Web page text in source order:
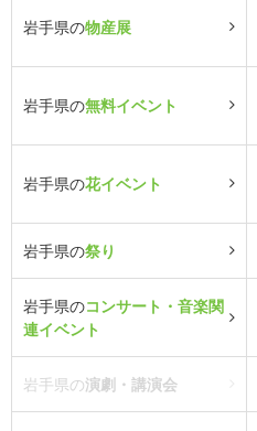
岩手県の物産展
岩手県の無料イベント
岩手県の花イベント
岩手県の祭り
岩手県のコンサート・音楽関
連イベント
岩手県の演劇・講演会